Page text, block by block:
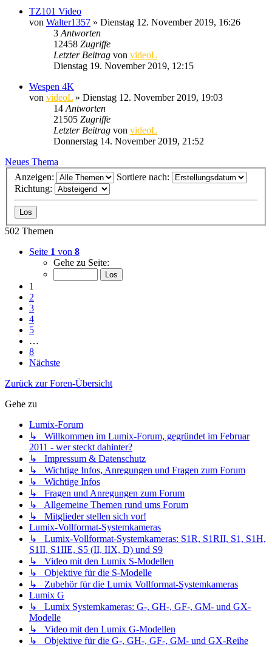
TZ101 Video
von Walter1357 » Dienstag 12. November 2019, 16:26
3 Antworten
12458 Zugriffe
Letzter Beitrag von videoL
Dienstag 19. November 2019, 12:15
Wespen 4K
von videoL » Dienstag 12. November 2019, 19:03
14 Antworten
21505 Zugriffe
Letzter Beitrag von videoL
Donnerstag 14. November 2019, 21:52
Neues Thema
Anzeigen:
Sortiere nach:
Richtung:
502 Themen
Seite 1 von 8
Gehe zu Seite:
1
2
3
4
5
…
8
Nächste
Zurück zur Foren-Übersicht
Gehe zu
Lumix-Forum
↳ Willkommen im Lumix-Forum, gegründet im Februar
2011 - wer steckt dahinter?
↳ Impressum & Datenschutz
↳ Wichtige Infos, Anregungen und Fragen zum Forum
↳ Wichtige Infos
↳ Fragen und Anregungen zum Forum
↳ Allgemeine Themen rund ums Forum
↳ Mitglieder stellen sich vor!
Lumix-Vollformat-Systemkameras
↳ Lumix-Vollformat-Systemkameras: S1R, S1RII, S1, S1H,
S1II, S1IIE, S5 (II, IIX, D) und S9
↳ Video mit den Lumix S-Modellen
↳ Objektive für die S-Modelle
↳ Zubehör für die Lumix Vollformat-Systemkameras
Lumix G
↳ Lumix Systemkameras: G-, GH-, GF-, GM- und GX-
Modelle
↳ Video mit den Lumix G-Modellen
↳ Objektive für die G-, GH-, GF-, GM- und GX-Reihe